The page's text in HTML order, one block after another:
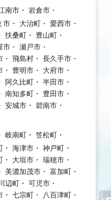
南市
岩倉市
市 大治町
愛西市
扶桑町
豊山町
市
瀬戸市
飛島村
長久手市
豊明市
大府市
阿久比町
半田市
南知多町
豊田市
安城市
碧南市
岐南町
笠松町
海津市
神戸町
大垣市
瑞穂市
美濃加茂市
富加町
川辺町
可児市
七宗町
八百津町